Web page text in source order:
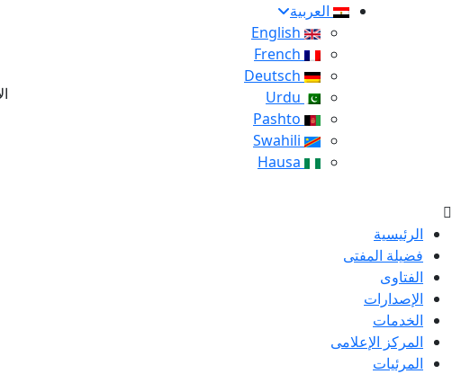
العربية
الرئيسية
فضيلة المفتى
الفتاوى
الإصدارات
الخدمات
المركز الإعلامى
المرئيات